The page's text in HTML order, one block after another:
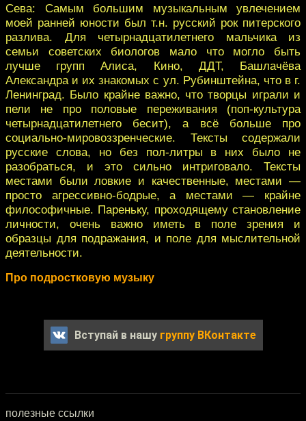
Сева: Самым большим музыкальным увлечением
моей ранней юности был т.н. русский рок питерского
разлива. Для четырнадцатилетнего мальчика из
семьи советских биологов мало что могло быть
лучше групп Алиса, Кино, ДДТ, Башлачёва
Александра и их знакомых с ул. Рубинштейна, что в г.
Ленинград. Было крайне важно, что творцы играли и
пели не про половые переживания (поп-культура
четырнадцатилетнего бесит), а всё больше про
социально-мировоззренческие. Тексты содержали
русские слова, но без пол-литры в них было не
разобраться, и это сильно интриговало. Тексты
местами были ловкие и качественные, местами —
просто агрессивно-бодрые, а местами — крайне
философичные. Пареньку, проходящему становление
личности, очень важно иметь в поле зрения и
образцы для подражания, и поле для мыслительной
деятельности.
Про подростковую музыку
Вступай в нашу группу ВКонтакте
полезные ссылки